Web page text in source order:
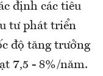
định các tiêu
tư phát triển
độ tăng trưởng
7,5 - 8%/năm.